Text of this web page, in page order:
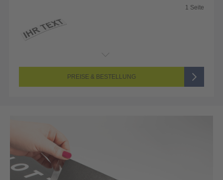
1 Seite
Seitenanzahl: 1-seitig (Unbedruckt)
UnbedrucktPREISE & BESTELLUNG